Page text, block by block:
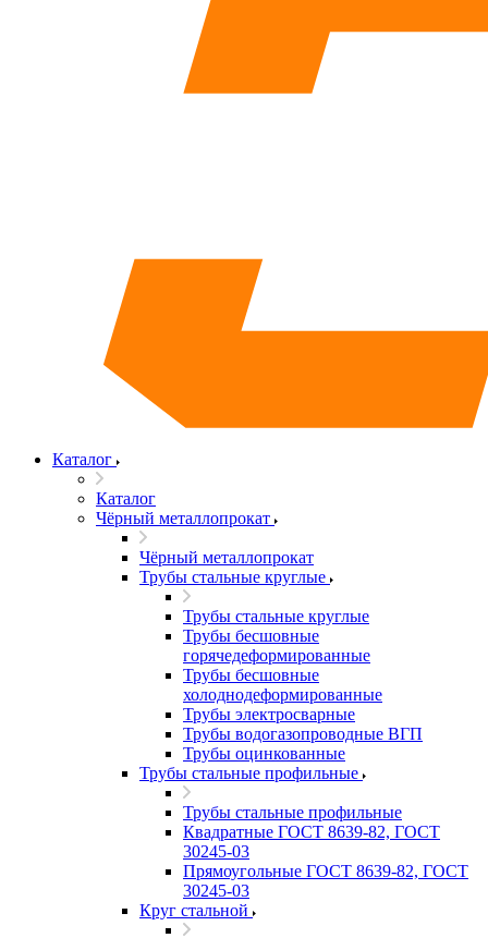
Каталог
Каталог
Чёрный металлопрокат
Чёрный металлопрокат
Трубы стальные круглые
Трубы стальные круглые
Трубы бесшовные
горячедеформированные
Трубы бесшовные
холоднодеформированные
Трубы электросварные
Трубы водогазопроводные ВГП
Трубы оцинкованные
Трубы стальные профильные
Трубы стальные профильные
Квадратные ГОСТ 8639-82, ГОСТ
30245-03
Прямоугольные ГОСТ 8639-82, ГОСТ
30245-03
Круг стальной